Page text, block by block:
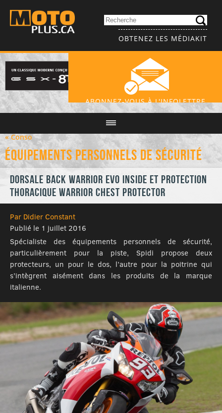
OBTENEZ LES MÉDIAKIT
ABONNEZ-VOUS À L'INFOLETTRE
« Conso
Équipements personnels de sécurité
Dorsale Back Warrior EVO Inside et protection
thoracique Warrior Chest Protector
Par Didier Constant
Publié le 1 juillet 2016
Spécialiste des équipements personnels de sécurité,
particulièrement pour la piste, Spidi propose deux
protecteurs, un pour le dos, l’autre pour la poitrine qui
s’intègrent aisément dans les produits de la marque
italienne.